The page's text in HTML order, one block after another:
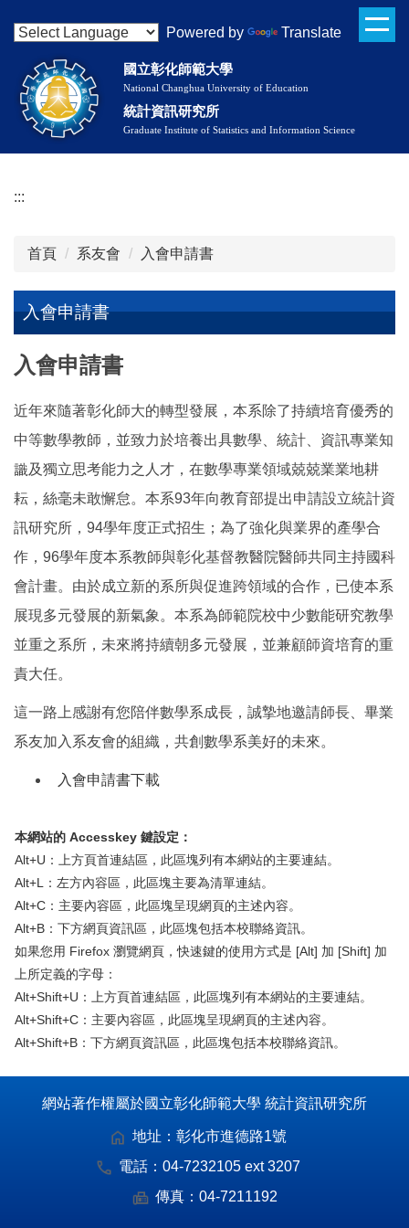
到
內
Powered by Translate
國立彰化師範大學
National Changhua University of Education
統計資訊研究所
Graduate Institute of Statistics and Information Science
:::
首頁 系友會 入會申請書
入會申請書
入會申請書
入會申請書
近年來隨著彰化師大的轉型發展，本系除了持續培育優秀的
中等數學教師，並致力於培養出具數學、統計、資訊專業知
識及獨立思考能力之人才，在數學專業領域兢兢業業地耕
耘，絲毫未敢懈怠。本系93年向教育部提出申請設立統計資
訊研究所，94學年度正式招生；為了強化與業界的產學合
作，96學年度本系教師與彰化基督教醫院醫師共同主持國科
會計畫。由於成立新的系所與促進跨領域的合作，已使本系
展現多元發展的新氣象。本系為師範院校中少數能研究教學
並重之系所，未來將持續朝多元發展，並兼顧師資培育的重
責大任。
這一路上感謝有您陪伴數學系成長，誠摯地邀請師長、畢業
系友加入系友會的組織，共創數學系美好的未來。
入會申請書下載
本網站的 Accesskey 鍵設定：
Alt+U：上方頁首連結區，此區塊列有本網站的主要連結。
Alt+L：左方內容區，此區塊主要為清單連結。
Alt+C：主要內容區，此區塊呈現網頁的主述內容。
Alt+B：下方網頁資訊區，此區塊包括本校聯絡資訊。
如果您用 Firefox 瀏覽網頁，快速鍵的使用方式是 [Alt] 加 [Shift] 加
上所定義的字母：
Alt+Shift+U：上方頁首連結區，此區塊列有本網站的主要連結。
Alt+Shift+C：主要內容區，此區塊呈現網頁的主述內容。
Alt+Shift+B：下方網頁資訊區，此區塊包括本校聯絡資訊。
網站著作權屬於國立彰化師範大學 統計資訊研究所
地址： 彰化市進德路1號
電話： 04-7232105 ext 3207
傳真： 04-7211192